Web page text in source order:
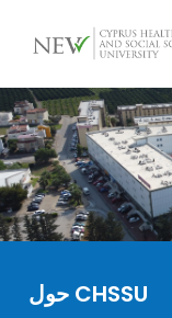
حول CHSSU